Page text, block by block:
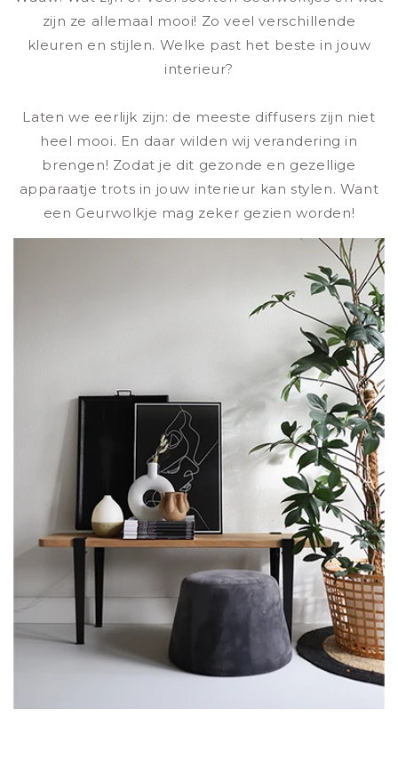
zijn ze allemaal mooi! Zo veel verschillende
kleuren en stijlen. Welke past het beste in jouw
interieur?
Laten we eerlijk zijn: de meeste diffusers zijn niet
heel mooi. En daar wilden wij verandering in
brengen! Zodat je dit gezonde en gezellige
apparaatje trots in jouw interieur kan stylen. Want
een Geurwolkje mag zeker gezien worden!